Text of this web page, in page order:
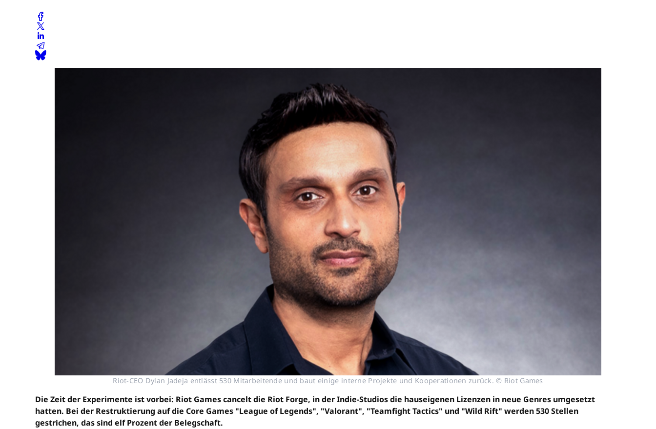
Riot-CEO Dylan Jadeja entlässt 530 Mitarbeitende und baut einige interne Projekte und Kooperationen zurück. © Riot Games
Die Zeit der Experimente ist vorbei: Riot Games cancelt die Riot Forge, in der Indie-Studios die hauseigenen Lizenzen in neue Genres umgesetzt
hatten. Bei der Restruktierung auf die Core Games "League of Legends", "Valorant", "Teamfight Tactics" und "Wild Rift" werden 530 Stellen
gestrichen, das sind elf Prozent der Belegschaft.